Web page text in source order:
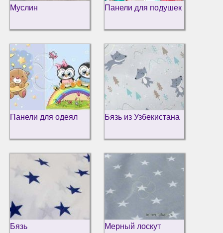
Муслин Панели для подушек
Панели для одеял Бязь из Узбекистана
Бязь
Мерный лоскут